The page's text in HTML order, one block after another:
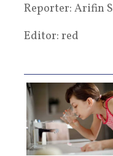
Reporter: Arifin S
Editor: red